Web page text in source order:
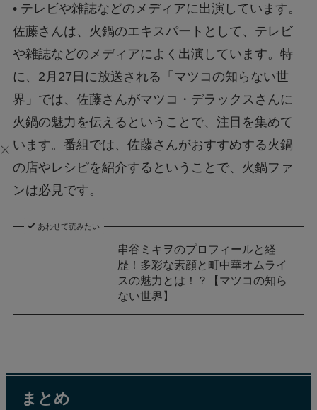
• テレビや雑誌などのメディアに出演しています。
佐藤さんは、火鍋のエキスパートとして、テレビ
や雑誌などのメディアによく出演しています。特
に、2月27日に放送される「マツコの知らない世
界」では、佐藤さんがマツコ・デラックスさんに
火鍋の魅力を伝えるということで、注目を集めて
います。番組では、佐藤さんがおすすめする火鍋
の店やレシピを紹介するということで、火鍋ファ
ンは必見です。
あわせて読みたい
串谷ミキヲのプロフィールと経
歴！多彩な素顔と町中華オムライ
スの魅力とは！？【マツコの知ら
ない世界】
まとめ